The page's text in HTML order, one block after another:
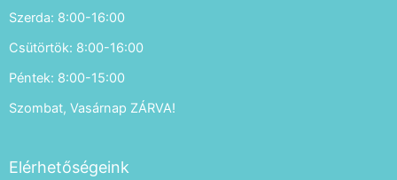
Szerda: 8:00-16:00
Csütörtök: 8:00-16:00
Péntek: 8:00-15:00
Szombat, Vasárnap ZÁRVA!
Elérhetőségeink